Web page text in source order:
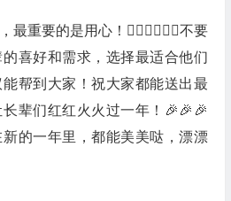
最重要的是用心！❤️‍🔥❤️‍🔥❤️‍🔥不要
喜好和需求，选择最适合他们
帮到大家！祝大家都能送出最
辈们红红火火过一年！🎉🎉🎉
的一年里，都能美美哒，漂漂